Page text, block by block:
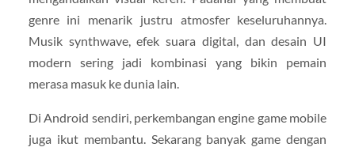
genre ini menarik justru atmosfer keseluruhannya.
Musik synthwave, efek suara digital, dan desain UI
modern sering jadi kombinasi yang bikin pemain
merasa masuk ke dunia lain.
Di Android sendiri, perkembangan engine game mobile
juga ikut membantu. Sekarang banyak game dengan